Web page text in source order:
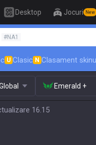
Desktop Jocuri New
#NA1
U Clasic N Clasament
Emerald +
16.15